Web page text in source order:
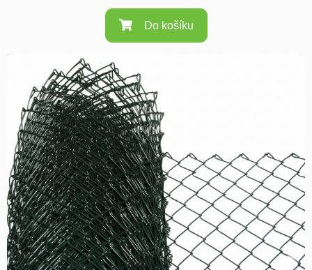
Do košíku